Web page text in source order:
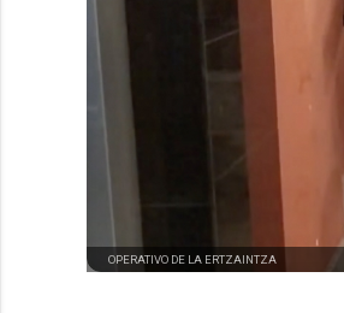
OPERATIVO DE LA ERTZAINTZA